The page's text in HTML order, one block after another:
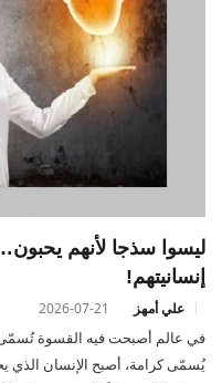
ليسوا سذجا لأنهم
إنسانيتهم!
علي أمهز 2026-07-21
في عالم أصبحت فيه القسوة تُسمّى
يُسمّى كرامة، أصبح الإنسان الذي